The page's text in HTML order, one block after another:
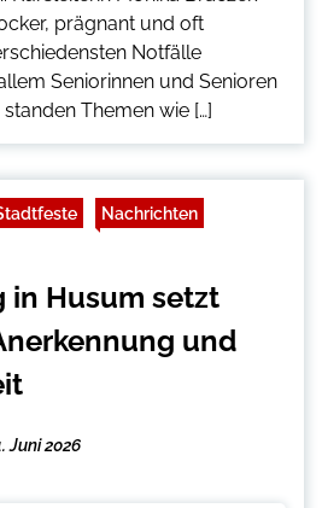
prägnant und oft
Notfälle
Seniorinnen und Senioren
Themen wie […]
Nachrichten
in Husum setzt
und
Juni 2026